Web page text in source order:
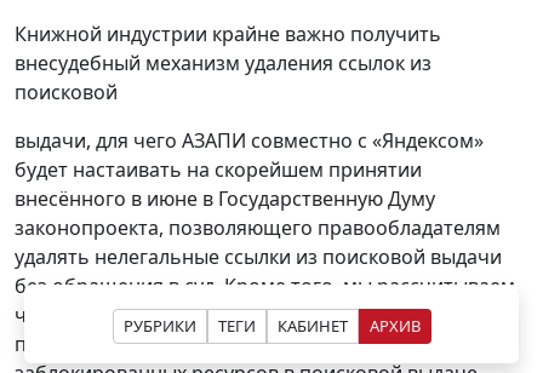
РУБРИКИ ТЕГИ КАБИНЕТ АРХИВ
Книжной индустрии крайне важно получить
внесудебный механизм удаления ссылок из
поисковой
выдачи, для чего АЗАПИ совместно с «Яндексом»
будет настаивать на скорейшем принятии
внесённого в июне в Государственную Думу
законопроекта, позволяющего правообладателям
удалять нелегальные ссылки из поисковой выдачи
без обращения в суд. Кроме того, мы рассчитываем,
что удастся выработать эффективный механизм,
препятствующий быстрой индексации зеркал